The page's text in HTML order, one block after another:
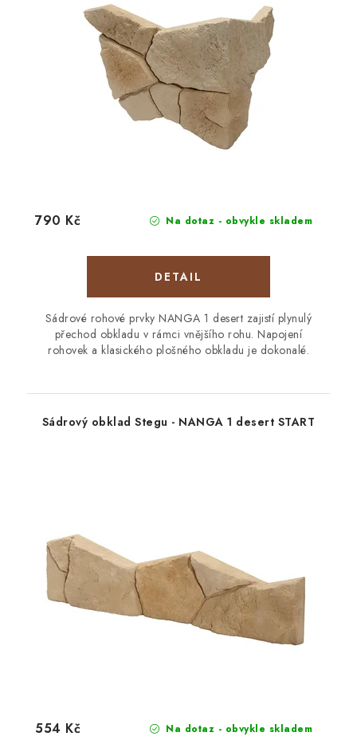
Na dotaz - obvykle skladem
790 Kč
Sádrové rohové prvky NANGA 1 desert zajistí plynulý
přechod obkladu v rámci vnějšího rohu. Napojení
rohovek a klasického plošného obkladu je dokonalé.
Sádrový obklad Stegu - NANGA 1 desert START
Na dotaz - obvykle skladem
554 Kč